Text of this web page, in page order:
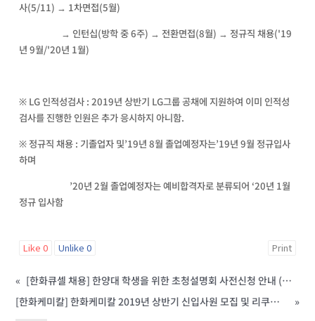
사(5/11) → 1차면접(5월)
→ 인턴십(방학 중 6주) → 전환면접(8월) → 정규직 채용('19
년 9월/'20년 1월)
※ LG 인적성검사 : 2019년 상반기 LG그룹 공채에 지원하여 이미 인적성
검사를 진행한 인원은 추가 응시하지 아니함.
※ 정규직 채용 : 기졸업자 및’19년 8월 졸업예정자는’19년 9월 정규입사
하며
’20년 2월 졸업예정자는 예비합격자로 분류되어 ‘20년 1월
정규 입사함
Like0 Unlike0 Print
«
[한화큐셀 채용] 한양대 학생을 위한 초청설명회 사전신청 안내 (참여시 서류가산점 제공)
[한화케미칼] 한화케미칼 2019년 상반기 신입사원 모집 및 리쿠르팅 안내
»